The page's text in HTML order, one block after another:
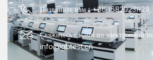
Позвоните нам :+86 15820231129
Свяжитесь с нами по электронной
info@gbtest.cn